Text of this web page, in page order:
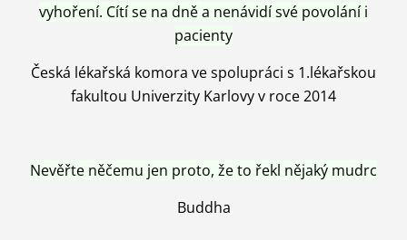
vyhoření. Cítí se na dně a nenávidí své povolání i
pacienty
Česká lékařská komora ve spolupráci s 1.lékařskou
fakultou Univerzity Karlovy v roce 2014
Nevěřte něčemu jen proto, že to řekl nějaký mudrc
Buddha